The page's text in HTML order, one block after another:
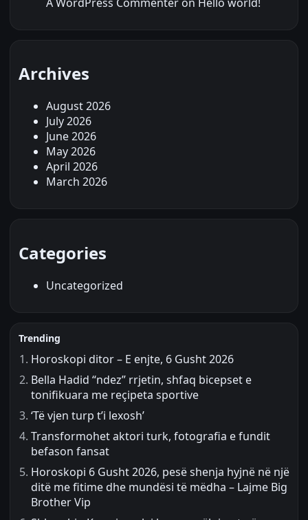
Archives
August 2026
July 2026
June 2026
May 2026
April 2026
March 2026
Categories
Uncategorized
Trending
Horoskopi ditor – E enjte, 6 Gusht 2026
Bella Hadid “ndez” rrjetin, shfaq bicepset e
tonifikuara me reçipeta sportive
‘Të vjen turp t’i lexosh’
Transformohet aktori turk, fotografia e fundit
befason fansat
Horoskopi 6 Gusht 2026, pesë shenja hyjnë në një
ditë me fitime dhe mundësi të mëdha – Lajme Big
Brother Vip